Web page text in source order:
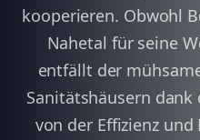
kooperieren. Obwohl
Nahetal für seine
entfällt der
Sanitätshäusern dank
von der Effizienz